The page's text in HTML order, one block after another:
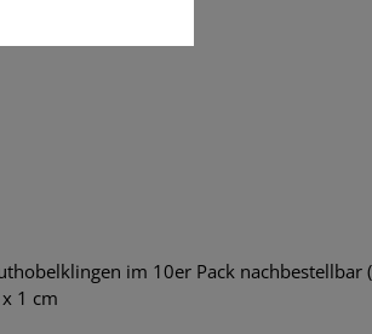
im 10er Pack nachbestellbar
1 cm